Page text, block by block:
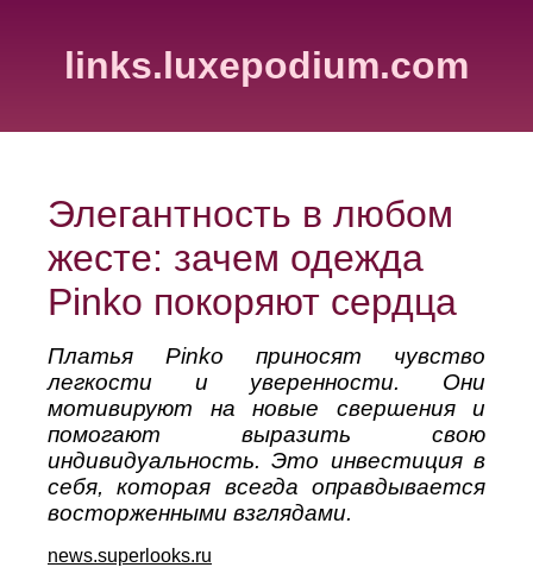
links.luxepodium.com
Элегантность в любом
жесте: зачем одежда
Pinko покоряют сердца
Платья Pinko приносят чувство
легкости и уверенности. Они
мотивируют на новые свершения и
помогают выразить свою
индивидуальность. Это инвестиция в
себя, которая всегда оправдывается
восторженными взглядами.
news.superlooks.ru